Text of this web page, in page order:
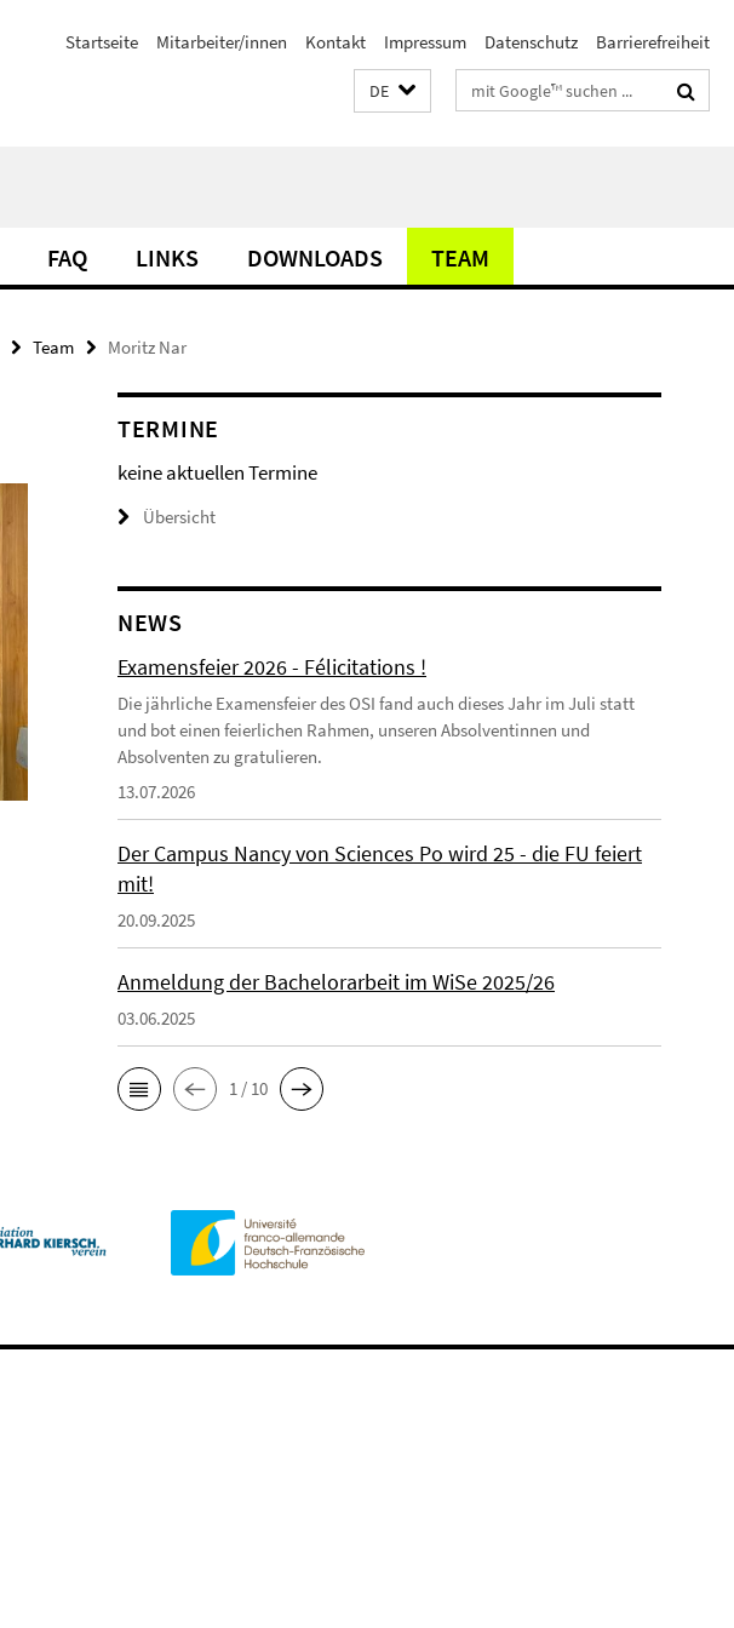
Startseite Mitarbeiter/innen Kontakt Impressum Datenschutz Barrierefreiheit
DE Suchbegriffe
FAQ LINKS DOWNLOADS TEAM
Team Moritz Nar
TERMINE
keine aktuellen Termine
Übersicht
NEWS
Examensfeier 2026 - Félicitations !
Die jährliche Examensfeier des OSI fand auch dieses Jahr im Juli statt
und bot einen feierlichen Rahmen, unseren Absolventinnen und
Absolventen zu gratulieren.
13.07.2026
Der Campus Nancy von Sciences Po wird 25 - die FU feiert
mit!
20.09.2025
Anmeldung der Bachelorarbeit im WiSe 2025/26
03.06.2025
1 / 10